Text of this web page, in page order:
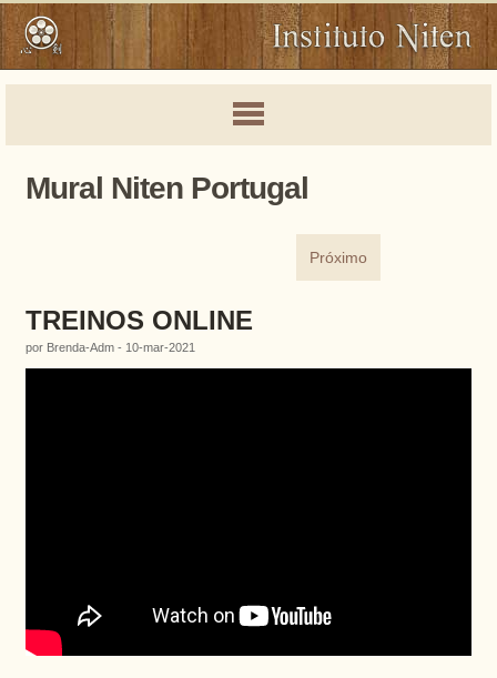
Mural Niten Portugal
Próximo
TREINOS ONLINE
por Brenda-Adm - 10-mar-2021